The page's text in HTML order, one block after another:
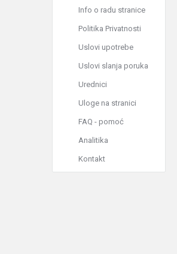
Info o radu stranice
Politika Privatnosti
Uslovi upotrebe
Uslovi slanja poruka
Urednici
Uloge na stranici
FAQ - pomoć
Analitika
Kontakt